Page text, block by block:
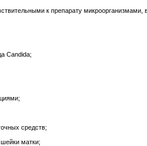
к препарату микроорганизмами,
Candida;
средств;
матки;